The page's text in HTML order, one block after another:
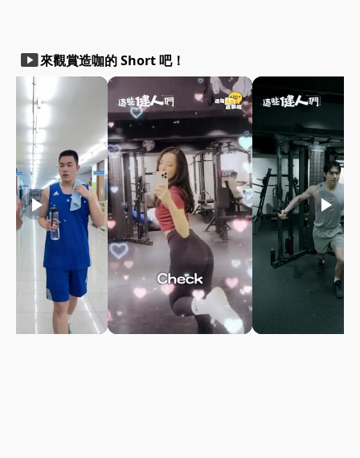
smart_display來觀賞造咖的 Short 吧！
play_arrow play_arrow play_arrow